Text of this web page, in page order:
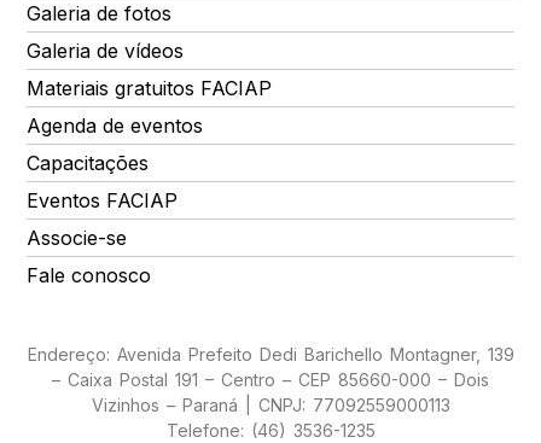
Galeria de fotos
Galeria de vídeos
Materiais gratuitos FACIAP
Agenda de eventos
Capacitações
Eventos FACIAP
Associe-se
Fale conosco
Endereço: Avenida Prefeito Dedi Barichello Montagner, 139
– Caixa Postal 191 – Centro – CEP 85660-000 – Dois
Vizinhos – Paraná | CNPJ: 77092559000113
Telefone: (46) 3536-1235